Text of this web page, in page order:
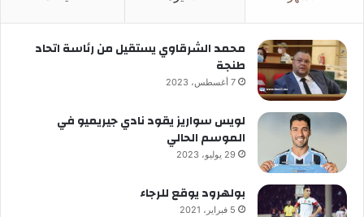
محمد الشرقاوي يستقيل من رئاسة اتحاد
طنجة
7 أغسطس، 2023
لويس سواريز يقود نادي جيريميو في
الموسم الحالي
29 يوليو، 2023
بولهرود يوقع للرجاء
5 فبراير، 2021